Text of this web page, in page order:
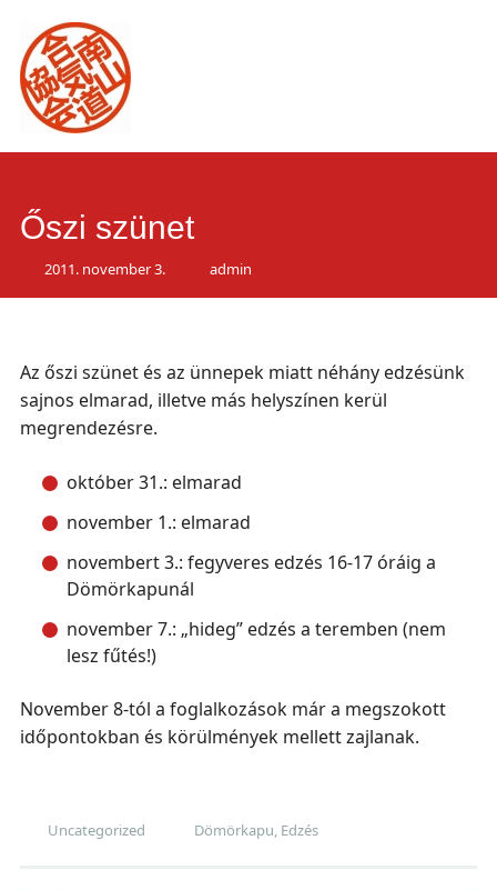
Őszi szünet
2011. november 3. admin
Az őszi szünet és az ünnepek miatt néhány edzésünk
sajnos elmarad, illetve más helyszínen kerül
megrendezésre.
október 31.: elmarad
november 1.: elmarad
novembert 3.: fegyveres edzés 16-17 óráig a
Dömörkapunál
november 7.: „hideg” edzés a teremben (nem
lesz fűtés!)
November 8-tól a foglalkozások már a megszokott
időpontokban és körülmények mellett zajlanak.
Uncategorized Dömörkapu, Edzés